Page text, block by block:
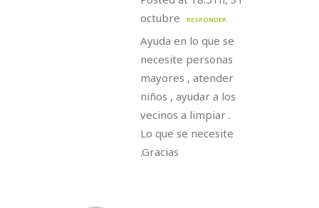
octubre
RESPONDER
Ayuda en lo que se
necesite personas
mayores , atender
niños , ayudar a los
vecinos a limpiar .
Lo que se necesite
.Gracias